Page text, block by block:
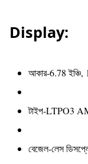
Display:
আকার-6.78
টাইপ-LTPO3
বেজেল-লেস